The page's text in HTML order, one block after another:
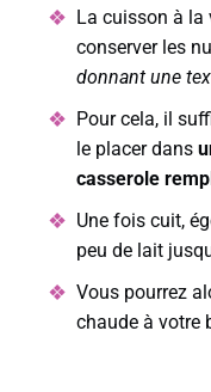
La cuisson à la
conserver les
donnant une
Pour cela, il
le placer dans
casserole
Une fois cuit,
peu de lait
Vous pourrez
chaude à votre